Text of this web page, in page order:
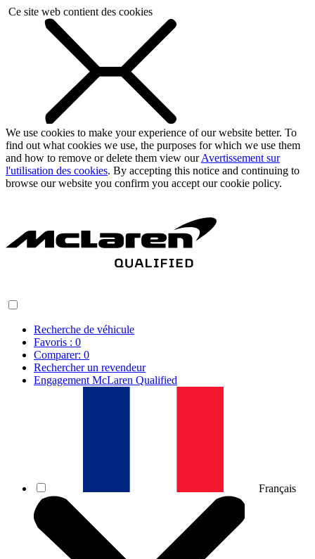
Ce site web contient des cookies
We use cookies to make your experience of our website better. To
find out what cookies we use, the purposes for which we use them
and how to remove or delete them view ourAvertissement sur
l'utilisation des cookies. By accepting this notice and continuing to
browse our website you confirm you accept our cookie policy.
Recherche de véhicule
Favoris : 0
Comparer: 0
Rechercher un revendeur
Engagement McLaren Qualified
Français